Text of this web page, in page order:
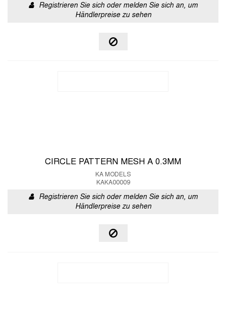
Registrieren Sie sich oder melden Sie sich an, um
Händlerpreise zu sehen
CIRCLE PATTERN MESH A 0.3MM
KA MODELS
KAKA00009
Registrieren Sie sich oder melden Sie sich an, um
Händlerpreise zu sehen